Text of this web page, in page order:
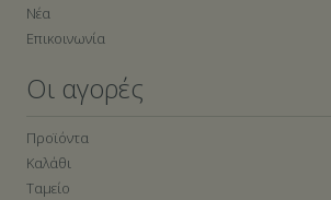
Νέα
Επικοινωνία
Οι αγορές
Προϊόντα
Καλάθι
Ταμείο